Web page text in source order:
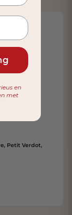
Petit Verdot,
en
met